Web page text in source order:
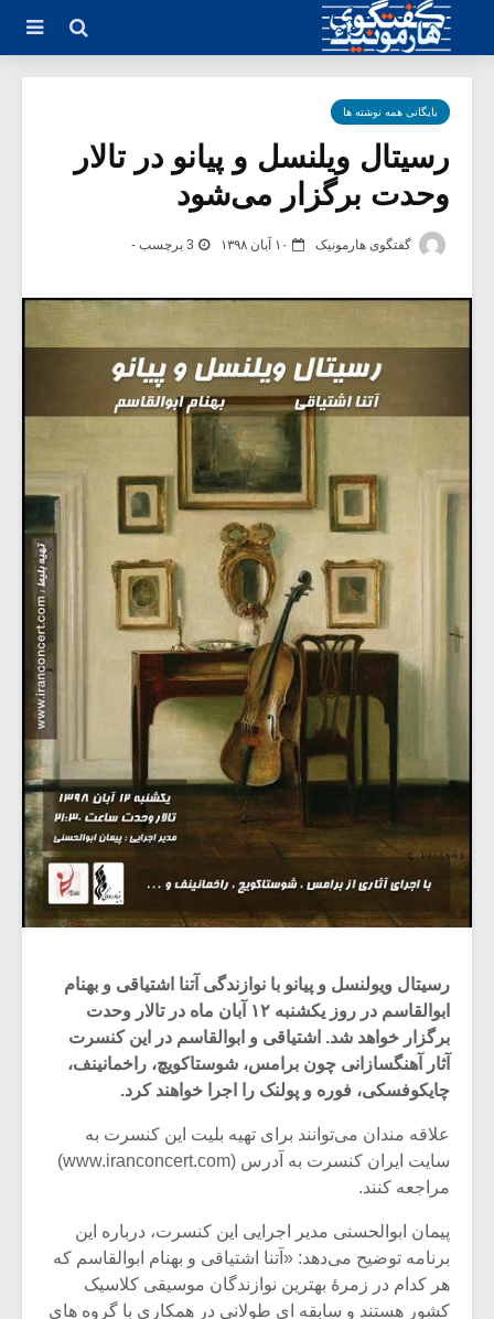
بایگانی همه نوشته ها
رسیتال ویلنسل و پیانو در تالار
وحدت برگزار می‌شود
گفتگوی هارمونیک ۱۰ آبان ۱۳۹۸ 3 برچسب -
رسیتال ویولنسل و پیانو با نوازندگی آتنا اشتیاقی و بهنام
ابوالقاسم در روز یکشنبه ۱۲ آبان ماه در تالار وحدت
برگزار خواهد شد. اشتیاقی و ابوالقاسم در این کنسرت
آثار آهنگسازانی چون برامس، شوستاکویچ، راخمانینف،
چایکوفسکی، فوره و پولنک را اجرا خواهند کرد.
علاقه مندان می‌توانند برای تهیه بلیت این کنسرت به
سایت ایران کنسرت به آدرس (www.iranconcert.com)
مراجعه کنند.
پیمان ابوالحسنی مدیر اجرایی این کنسرت، درباره این
برنامه توضیح می‌دهد: «آتنا اشتیاقی و بهنام ابوالقاسم که
هر کدام در زمرۀ بهترین نوازندگان موسیقی کلاسیک
کشور هستند و سابقه ای طولانی در همکاری با گروه های